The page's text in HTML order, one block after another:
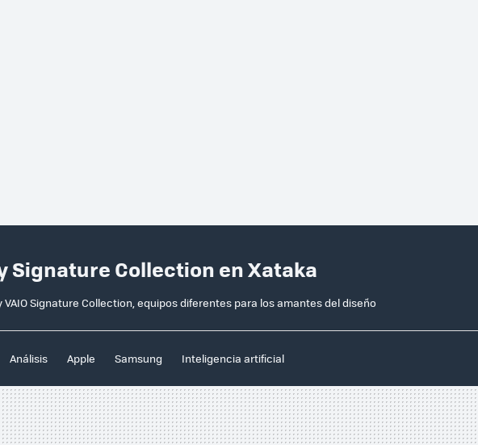
Signature Collection en Xataka
Signature Collection, equipos diferentes para los amantes del diseño
Análisis Apple Samsung Inteligencia artificial